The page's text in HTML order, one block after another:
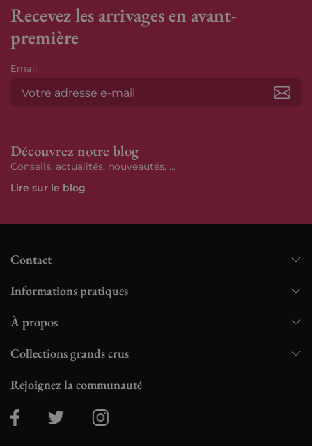
Recevez les arrivages en avant-
première
Email
Découvrez notre blog
Conseils, actualités, nouveautés, ...
Lire sur le blog
Contact
Informations pratiques
À propos
Collections grands crus
Rejoignez la communauté